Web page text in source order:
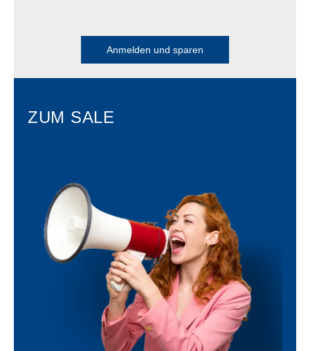
Anmelden und sparen
ZUM SALE